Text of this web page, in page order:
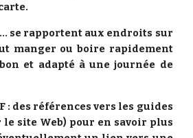
... se rapportent aux endroits sur
manger ou boire rapidement
et adapté à une journée de
: des références vers les guides
site Web) pour en savoir plus